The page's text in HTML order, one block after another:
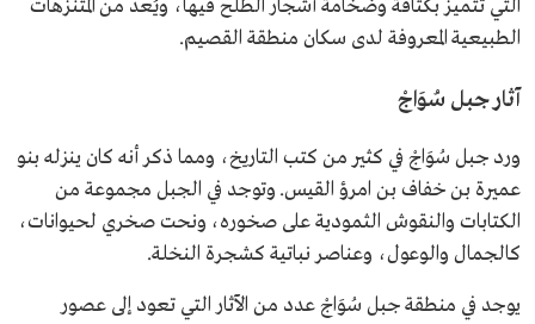
التي تتميز بكثافة وضخامة أشجار الطلح فيها، ويُعد من المتنزهات
الطبيعية المعروفة لدى سكان منطقة القصيم.
آثار جبل سُوَاجْ
ورد جبل سُوَاجْ في كثير من كتب التاريخ، ومما ذكر أنه كان ينزله بنو
عميرة بن خفاف بن امرؤ القيس. وتوجد في الجبل مجموعة من
الكتابات والنقوش الثمودية على صخوره، ونحت صخري لحيوانات،
كالجمال والوعول، وعناصر نباتية كشجرة النخلة.
يوجد في منطقة جبل سُوَاجْ عدد من الآثار التي تعود إلى عصور